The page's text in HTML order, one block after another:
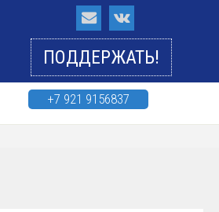
ПОДДЕРЖАТЬ!
+7 921 9156837